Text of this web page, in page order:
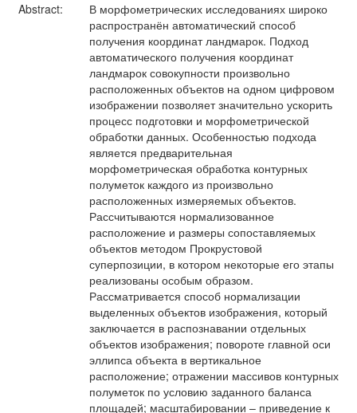
Abstract:
В морфометрических исследованиях широко
распространён автоматический способ
получения координат ландмарок. Подход
автоматического получения координат
ландмарок совокупности произвольно
расположенных объектов на одном цифровом
изображении позволяет значительно ускорить
процесс подготовки и морфометрической
обработки данных. Особенностью подхода
является предварительная
морфометрическая обработка контурных
полуметок каждого из произвольно
расположенных измеряемых объектов.
Рассчитываются нормализованное
расположение и размеры сопоставляемых
объектов методом Прокрустовой
суперпозиции, в котором некоторые его этапы
реализованы особым образом.
Рассматривается способ нормализации
выделенных объектов изображения, который
заключается в распознавании отдельных
объектов изображения; повороте главной оси
эллипса объекта в вертикальное
расположение; отражении массивов контурных
полуметок по условию заданного баланса
площадей; масштабировании – приведение к